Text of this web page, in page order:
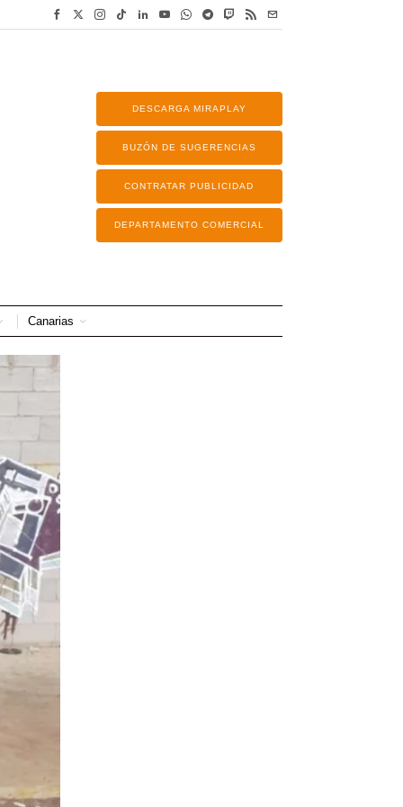
DESCARGA MIRAPLAY
BUZÓN DE SUGERENCIAS
CONTRATAR PUBLICIDAD
DEPARTAMENTO COMERCIAL
Canarias